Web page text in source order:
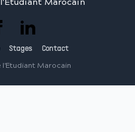
Marocain
Stages Contact
l'Etudiant Marocain